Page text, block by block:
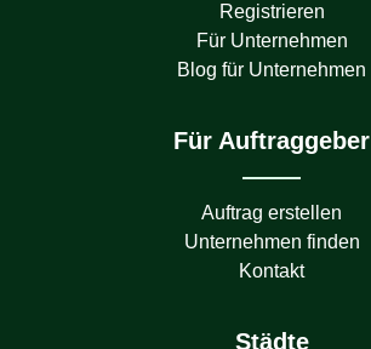
Registrieren
Für Unternehmen
Blog für Unternehmen
Für Auftraggeber
Auftrag erstellen
Unternehmen finden
Kontakt
Städte